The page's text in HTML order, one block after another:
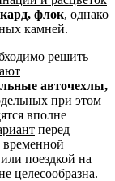
флок, однако
камней.
решить
авточехлы,
при этом
вполне
перед
временной
поездкой на
целесообразна.